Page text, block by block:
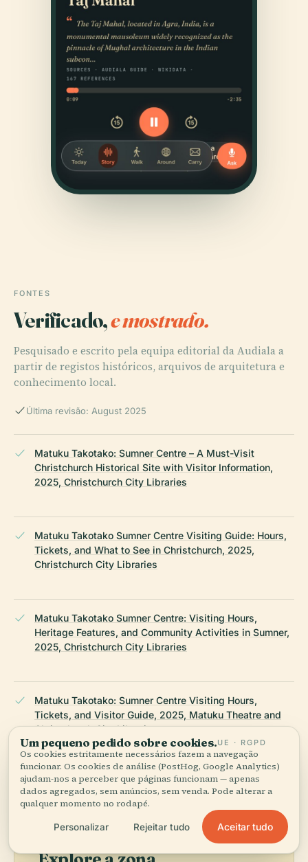
FONTES
Verificado,e mostrado.
Pesquisado e escrito pela equipa editorial da Audiala a
partir de registos históricos, arquivos de arquitetura e
conhecimento local.
Última revisão: August 2025
Matuku Takotako: Sumner Centre – A Must-Visit
Christchurch Historical Site with Visitor Information,
2025, Christchurch City Libraries
Matuku Takotako Sumner Centre Visiting Guide: Hours,
Tickets, and What to See in Christchurch, 2025,
Christchurch City Libraries
Matuku Takotako Sumner Centre: Visiting Hours,
Heritage Features, and Community Activities in Sumner,
2025, Christchurch City Libraries
Matuku Takotako: Sumner Centre Visiting Hours,
Tickets, and Visitor Guide, 2025, Matuku Theatre and
Christchurch City Libraries ,
ÚLTIMA REVISÃO: AUGUST 2025
Pesquisado a partir da Wikidata, Wikipédia e fontes oficiais ·
verificado ·Como fazemos os nossos guias →
Um pequeno pedido sobre cookies.UE · RGPD
Os cookies estritamente necessários fazem a navegação
funcionar. Os cookies de análise (PostHog, Google Analytics)
ajudam-nos a perceber que páginas funcionam — apenas
dados agregados, sem anúncios, sem venda. Pode alterar a
qualquer momento no rodapé.
Personalizar Rejeitar tudo Aceitar tudo